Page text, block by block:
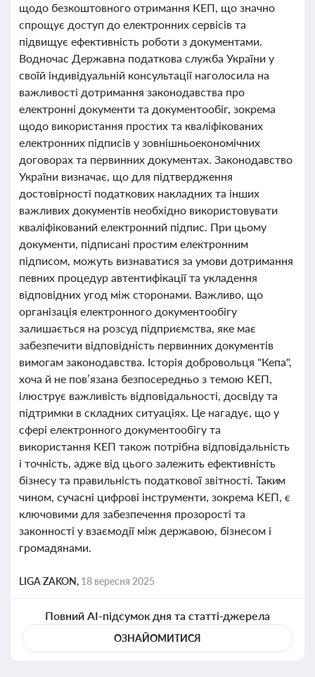
щодо безкоштовного отримання КЕП, що значно
спрощує доступ до електронних сервісів та
підвищує ефективність роботи з документами.
Водночас Державна податкова служба України у
своїй індивідуальній консультації наголосила на
важливості дотримання законодавства про
електронні документи та документообіг, зокрема
щодо використання простих та кваліфікованих
електронних підписів у зовнішньоекономічних
договорах та первинних документах. Законодавство
України визначає, що для підтвердження
достовірності податкових накладних та інших
важливих документів необхідно використовувати
кваліфікований електронний підпис. При цьому
документи, підписані простим електронним
підписом, можуть визнаватися за умови дотримання
певних процедур автентифікації та укладення
відповідних угод між сторонами. Важливо, що
організація електронного документообігу
залишається на розсуд підприємства, яке має
забезпечити відповідність первинних документів
вимогам законодавства. Історія добровольця "Кепа",
хоча й не пов’язана безпосередньо з темою КЕП,
ілюструє важливість відповідальності, досвіду та
підтримки в складних ситуаціях. Це нагадує, що у
сфері електронного документообігу та
використання КЕП також потрібна відповідальність
і точність, адже від цього залежить ефективність
бізнесу та правильність податкової звітності. Таким
чином, сучасні цифрові інструменти, зокрема КЕП, є
ключовими для забезпечення прозорості та
законності у взаємодії між державою, бізнесом і
громадянами.
LIGA ZAKON, 18 вересня 2025
Повний AI-підсумок дня та статті-джерела
ОЗНАЙОМИТИСЯ